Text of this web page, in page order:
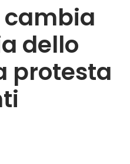
cambia
dello
protesta